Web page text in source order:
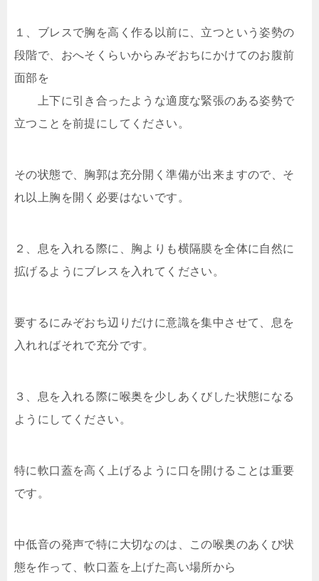
１、ブレスで胸を高く作る以前に、立つという姿勢の
段階で、おへそくらいからみぞおちにかけてのお腹前
面部を
上下に引き合ったような適度な緊張のある姿勢で
立つことを前提にしてください。
その状態で、胸郭は充分開く準備が出来ますので、そ
れ以上胸を開く必要はないです。
２、息を入れる際に、胸よりも横隔膜を全体に自然に
拡げるようにブレスを入れてください。
要するにみぞおち辺りだけに意識を集中させて、息を
入れればそれで充分です。
３、息を入れる際に喉奥を少しあくびした状態になる
ようにしてください。
特に軟口蓋を高く上げるように口を開けることは重要
です。
中低音の発声で特に大切なのは、この喉奥のあくび状
態を作って、軟口蓋を上げた高い場所から